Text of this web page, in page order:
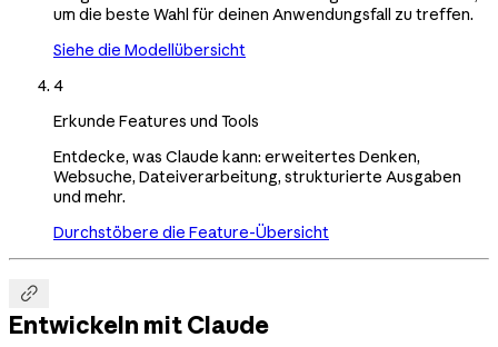
um die beste Wahl für deinen Anwendungsfall zu treffen.
Siehe die Modellübersicht
4
Erkunde Features und Tools
Entdecke, was Claude kann: erweitertes Denken,
Websuche, Dateiverarbeitung, strukturierte Ausgaben
und mehr.
Durchstöbere die Feature-Übersicht

Entwickeln mit Claude